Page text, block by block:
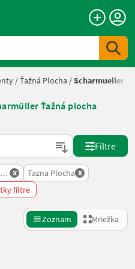
/Ťažná Plocha /Scharmueller
Ťažná plocha
Filtre
x Tazna Plocha x
filtre
Zoznam Mriežka